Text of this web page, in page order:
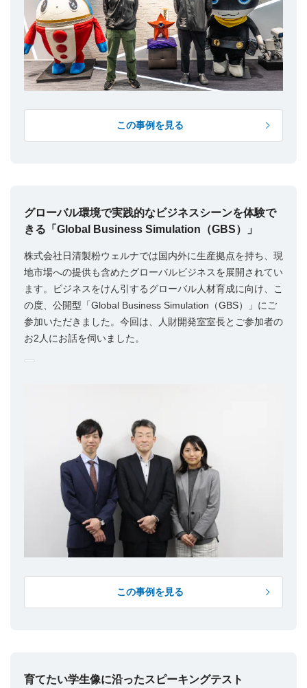
この事例を見る
グローバル環境で実践的なビジネスシーンを体験で
きる「Global Business Simulation（GBS）」
株式会社日清製粉ウェルナでは国内外に生産拠点を持ち、現
地市場への提供も含めたグローバルビジネスを展開されてい
ます。ビジネスをけん引するグローバル人材育成に向け、こ
の度、公開型「Global Business Simulation（GBS）」にご
参加いただきました。今回は、人財開発室室長とご参加者の
お2人にお話を伺いました。
この事例を見る
育てたい学生像に沿ったスピーキングテスト